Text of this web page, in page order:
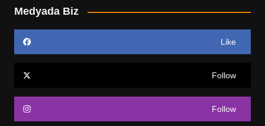
Medyada Biz
Like
Follow
Follow